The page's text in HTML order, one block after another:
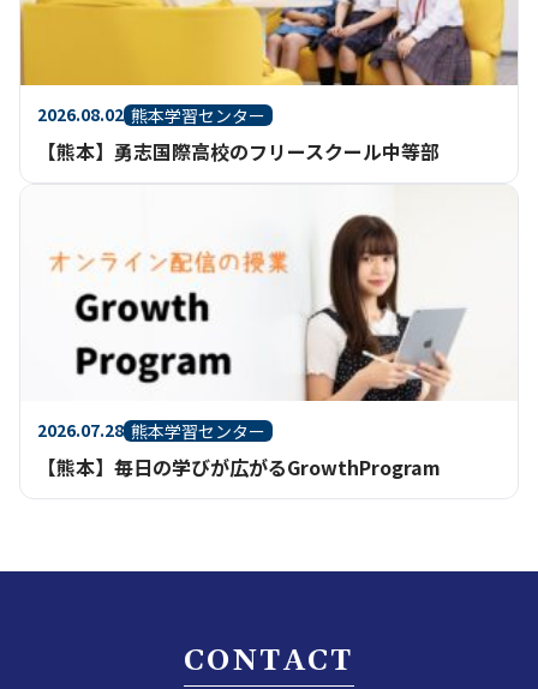
2026.08.02 熊本学習センター
【熊本】勇志国際高校のフリースクール中等部
2026.07.28 熊本学習センター
【熊本】毎日の学びが広がるGrowthProgram
CONTACT